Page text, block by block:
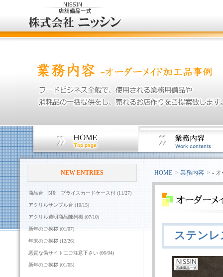
HOME > 業務内容 > -
ステン
NEW ENTRIES
商品台 5段 プライスカードケース付 (11/27)
アクリルサンプル台 (10/15)
アクリル透明商品陳列棚 (07/10)
新年のご挨拶 (01/07)
年末のご挨拶 (12/26)
悪質な偽サイトにご注意下さい (06/04)
新年のご挨拶 (01/05)